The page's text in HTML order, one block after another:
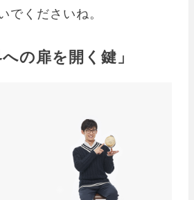
でくださいね。
の扉を開く鍵」